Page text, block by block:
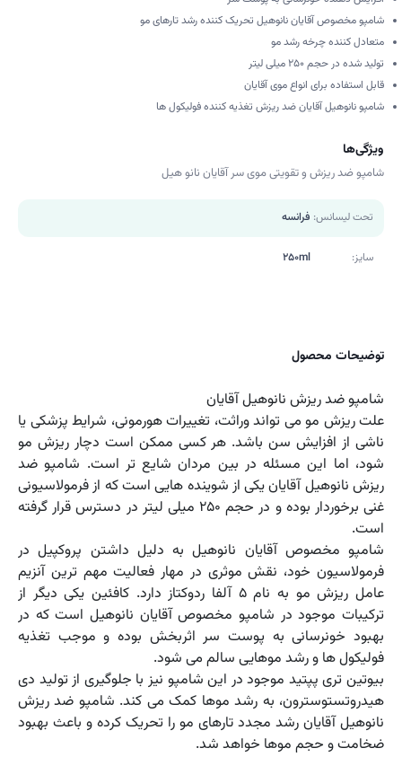
شامپو مخصوص آقایان نانوهیل تحریک کننده رشد تارهای مو
متعادل کننده چرخه رشد مو
تولید شده در حجم 250 میلی لیتر
قابل استفاده برای انواع موی آقایان
شامپو نانوهیل آقایان ضد ریزش تغذیه کننده فولیکول ها
ویژگی‌ها
شامپو ضد ریزش و تقویتی موی سر آقایان نانو هیل
تحت لیسانس: فرانسه
سایز: 250ml
توضیحات محصول
شامپو ضد ریزش نانوهیل آقایان
علت ریزش مو می تواند وراثت، تغییرات هورمونی، شرایط پزشکی یا
ناشی از افزایش سن باشد. هر کسی ممکن است دچار ریزش مو
شود، اما این مسئله در بین مردان شایع تر است. شامپو ضد
ریزش نانوهیل آقایان یکی از شوینده هایی است که از فرمولاسیونی
غنی برخوردار بوده و در حجم 250 میلی لیتر در دسترس قرار گرفته
است.
شامپو مخصوص آقایان نانوهیل به دلیل داشتن پروکپیل در
فرمولاسیون خود، نقش موثری در مهار فعالیت مهم ترین آنزیم
عامل ریزش مو به نام 5 آلفا ردوکتاز دارد. کافئین یکی دیگر از
ترکیبات موجود در شامپو مخصوص آقایان نانوهیل است که در
بهبود خونرسانی به پوست سر اثربخش بوده و موجب تغذیه
فولیکول ها و رشد موهایی سالم می شود.
بیوتین تری پپتید موجود در این شامپو نیز با جلوگیری از تولید دی
هیدروتستوسترون، به رشد موها کمک می کند. شامپو ضد ریزش
نانوهیل آقایان رشد مجدد تارهای مو را تحریک کرده و باعث بهبود
ضخامت و حجم موها خواهد شد.